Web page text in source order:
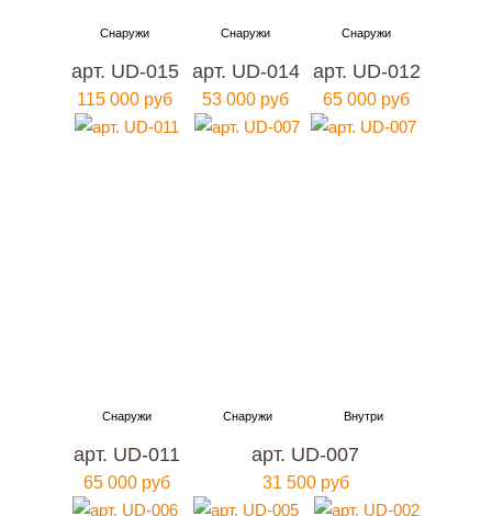
арт. UD-015
115 000 руб
арт. UD-014
53 000 руб
арт. UD-012
65 000 руб
арт. UD-011
65 000 руб
арт. UD-007
31 500 руб